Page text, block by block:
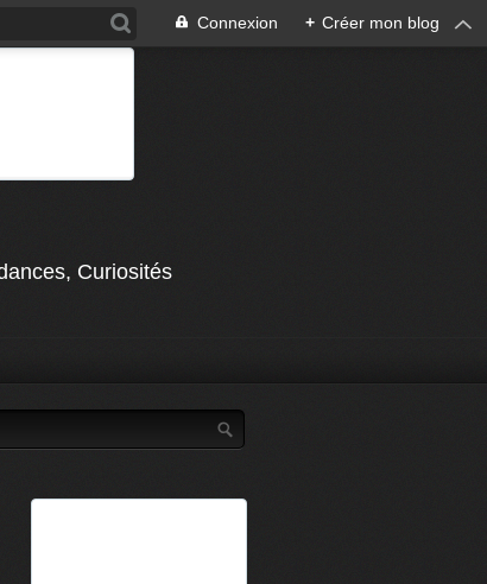
Connexion + Créer mon blog
Curiosités